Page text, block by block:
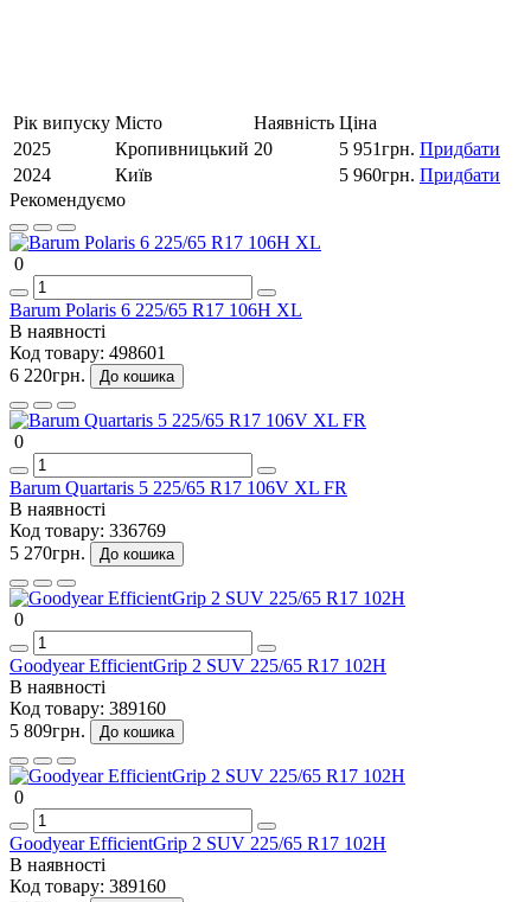
Рік випуску Місто Наявність Ціна
2025
Кропивницький 20 5 951грн. Придбати
2024
Київ 5 960грн. Придбати
Рекомендуємо
0
Barum Polaris 6 225/65 R17 106H XL
В наявності
Код товару: 498601
6 220грн.
До кошика
0
Barum Quartaris 5 225/65 R17 106V XL FR
В наявності
Код товару: 336769
5 270грн.
До кошика
0
Goodyear EfficientGrip 2 SUV 225/65 R17 102H
В наявності
Код товару: 389160
5 809грн.
До кошика
0
Goodyear EfficientGrip 2 SUV 225/65 R17 102H
В наявності
Код товару: 389160